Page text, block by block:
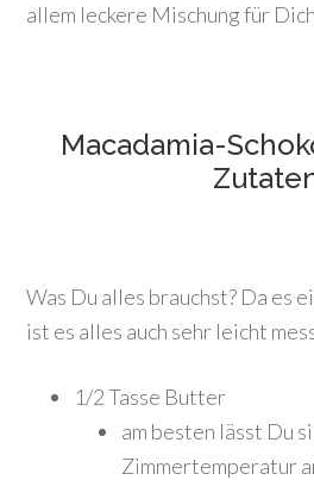
allem leckere Mischung für
Macadamia-
Was Du alles brauchst? Da es
ist es alles auch sehr leicht
1/2 Tasse Butter
am besten lässt Du
Zimmertemperatur